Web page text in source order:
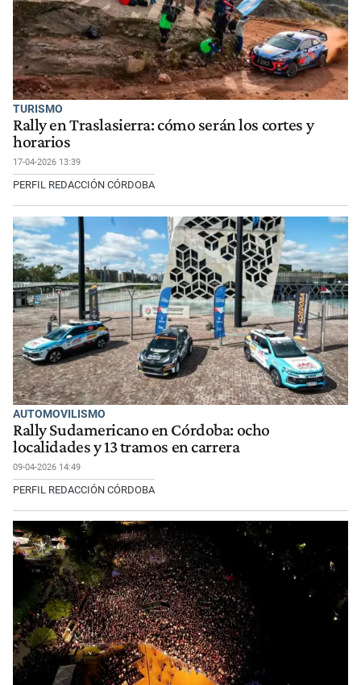
TURISMO
Rally en Traslasierra: cómo serán los cortes y
horarios
17-04-2026 13:39
PERFIL REDACCIÓN CÓRDOBA
AUTOMOVILISMO
Rally Sudamericano en Córdoba: ocho
localidades y 13 tramos en carrera
09-04-2026 14:49
PERFIL REDACCIÓN CÓRDOBA